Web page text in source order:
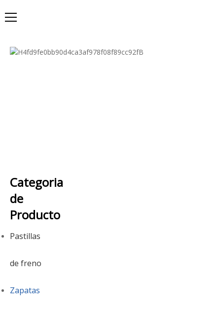
Categoria
de
Producto
Pastillas
de freno
Zapatas